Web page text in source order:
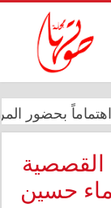
بحضور
بحفلها في
القصصية
حسين